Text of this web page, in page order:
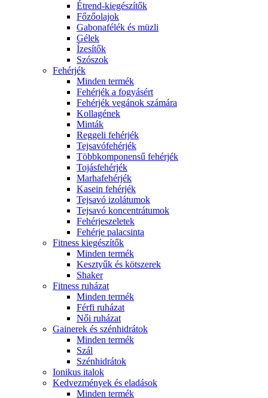
Étrend-kiegészítők
Főzőolajok
Gabonafélék és müzli
Gélek
Ízesítők
Szószok
Fehérjék
Minden termék
Fehérjék a fogyásért
Fehérjék vegánok számára
Kollagének
Minták
Reggeli fehérjék
Tejsavófehérjék
Többkomponensű fehérjék
Tojásfehérjék
Marhafehérjék
Kasein fehérjék
Tejsavó izolátumok
Tejsavó koncentrátumok
Fehérjeszeletek
Fehérje palacsinta
Fitness kiegészítők
Minden termék
Kesztyűk és kötszerek
Shaker
Fitness ruházat
Minden termék
Férfi ruházat
Női ruházat
Gainerek és szénhidrátok
Minden termék
Szál
Szénhidrátok
Ionikus italok
Kedvezmények és eladások
Minden termék